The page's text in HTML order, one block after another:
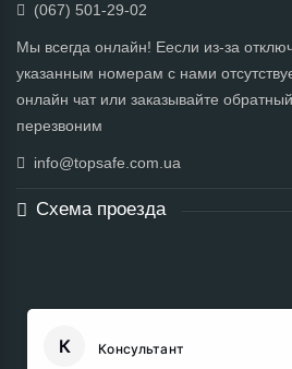
(067) 501-29-02
Мы всегда онлайн! Еесли из-за
указанным номерам с нами
онлайн чат или заказывайте
перезвоним
info@topsafe.com.ua
Схема проезда